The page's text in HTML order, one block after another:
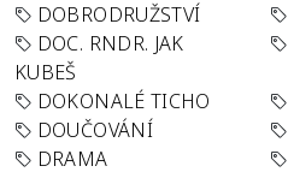
DOBRODRUŽSTVÍ
DOC. RNDR. JAK
KUBEŠ
DOKONALÉ TICHO
DOUČOVÁNÍ
DRAMA